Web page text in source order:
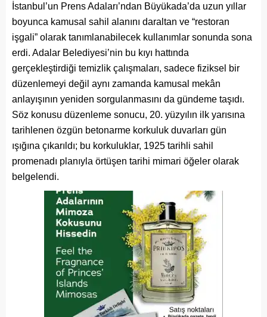
İstanbul’un Prens Adaları’ndan Büyükada’da uzun yıllar
boyunca kamusal sahil alanını daraltan ve “restoran
işgali” olarak tanımlanabilecek kullanımlar sonunda sona
erdi. Adalar Belediyesi’nin bu kıyı hattında
gerçekleştirdiği temizlik çalışmaları, sadece fiziksel bir
düzenlemeyi değil aynı zamanda kamusal mekân
anlayışının yeniden sorgulanmasını da gündeme taşıdı.
Söz konusu düzenleme sonucu, 20. yüzyılın ilk yarısına
tarihlenen özgün betonarme korkuluk duvarları gün
ışığına çıkarıldı; bu korkuluklar, 1925 tarihli sahil
promenadı planıyla örtüşen tarihi mimari öğeler olarak
belgelendi.